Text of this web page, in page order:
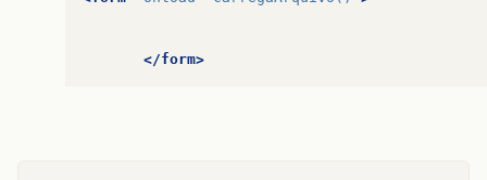
</form>